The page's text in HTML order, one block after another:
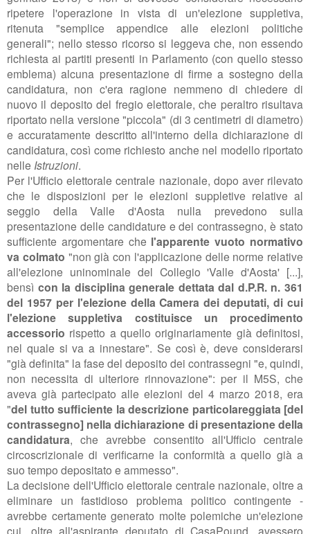
ripetere l'operazione in vista di un'elezione suppletiva,
ritenuta "semplice appendice alle elezioni politiche
generali"; nello stesso ricorso si leggeva che, non essendo
richiesta ai partiti presenti in Parlamento (con quello stesso
emblema) alcuna presentazione di firme a sostegno della
candidatura, non c'era ragione nemmeno di chiedere di
nuovo il deposito del fregio elettorale, che peraltro risultava
riportato nella versione "piccola" (di 3 centimetri di diametro)
e accuratamente descritto all'interno della dichiarazione di
candidatura, così come richiesto anche nel modello riportato
nelle Istruzioni.
Per l'Ufficio elettorale centrale nazionale, dopo aver rilevato
che le disposizioni per le elezioni suppletive relative al
seggio della Valle d'Aosta nulla prevedono sulla
presentazione delle candidature e dei contrassegno, è stato
sufficiente argomentare che l'apparente vuoto normativo
va colmato "non già con l'applicazione delle norme relative
all'elezione uninominale del Collegio 'Valle d'Aosta' [...],
bensì con la disciplina generale dettata dal d.P.R. n. 361
del 1957 per l'elezione della Camera dei deputati, di cui
l'elezione suppletiva costituisce un procedimento
accessorio rispetto a quello originariamente già definitosi,
nel quale si va a innestare". Se così è, deve considerarsi
"già definita" la fase del deposito dei contrassegni "e, quindi,
non necessita di ulteriore rinnovazione": per il M5S, che
aveva già partecipato alle elezioni del 4 marzo 2018, era
"del tutto sufficiente la descrizione particolareggiata [del
contrassegno] nella dichiarazione di presentazione della
candidatura, che avrebbe consentito all'Ufficio centrale
circoscrizionale di verificarne la conformità a quello già a
suo tempo depositato e ammesso".
La decisione dell'Ufficio elettorale centrale nazionale, oltre a
eliminare un fastidioso problema politico contingente -
avrebbe certamente generato molte polemiche un'elezione
cui, oltre all'aspirante deputato di CasaPound, avessero